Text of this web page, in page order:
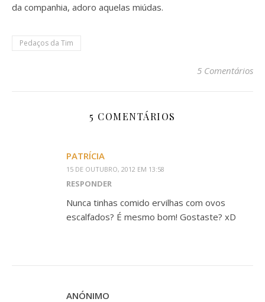
da companhia, adoro aquelas miúdas.
Pedaços da Tim
5 Comentários
5 COMENTÁRIOS
PATRÍCIA
15 DE OUTUBRO, 2012 EM 13:58
RESPONDER
Nunca tinhas comido ervilhas com ovos
escalfados? É mesmo bom! Gostaste? xD
ANÓNIMO